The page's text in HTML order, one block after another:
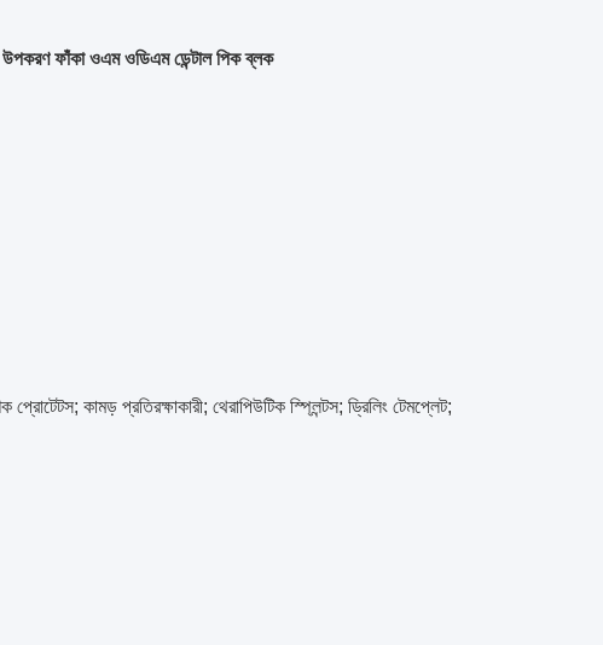
উপকরণ ফাঁকা ওএম ওডিএম ডেন্টাল পিক ব্লক
কামড় প্রতিরক্ষাকারী; থেরাপিউটিক স্প্লিন্টস; ড্রিলিং টেমপ্লেট;